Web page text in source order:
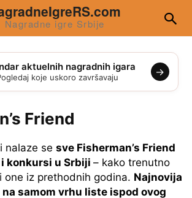
Nagradne igre Srbije
aktuelnih nagradnih igara
koje uskoro završavaju →
Friend
nalaze se sve Fisherman’s Friend
konkursi u Srbiji – kako trenutno
one iz prethodnih godina. Najnovija
samom vrhu liste ispod ovog